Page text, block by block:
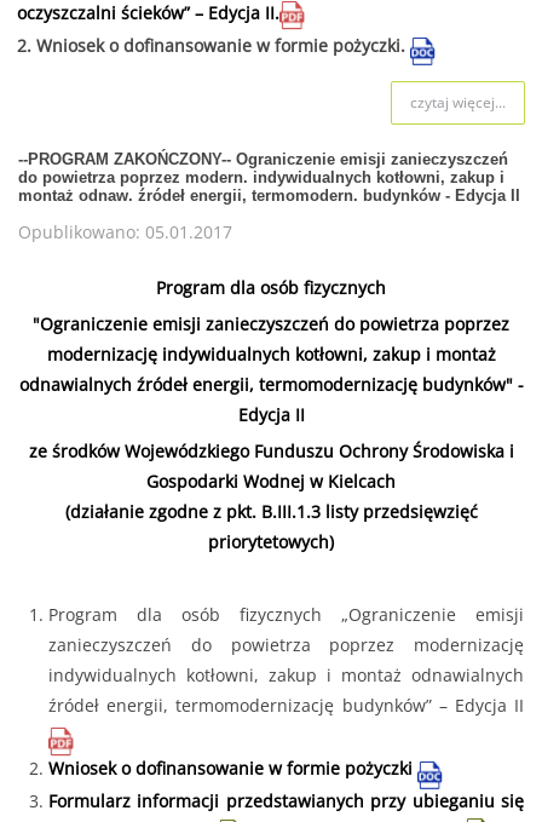
oczyszczalni ścieków” – Edycja II.
2.Wniosek o dofinansowanie w formie pożyczki.
czytaj więcej...
--PROGRAM ZAKOŃCZONY-- Ograniczenie emisji zanieczyszczeń
do powietrza poprzez modern. indywidualnych kotłowni, zakup i
montaż odnaw. źródeł energii, termomodern. budynków - Edycja II
Opublikowano: 05.01.2017
Program dla osób fizycznych
"Ograniczenie emisji zanieczyszczeń do powietrza poprzez
modernizację indywidualnych kotłowni, zakup i montaż
odnawialnych źródeł energii, termomodernizację budynków" -
Edycja II
ze środków Wojewódzkiego Funduszu Ochrony Środowiska i
Gospodarki Wodnej w Kielcach
(działanie zgodne z pkt. B.III.1.3 listy przedsięwzięć
priorytetowych)
Program dla osób fizycznych „Ograniczenie emisji
zanieczyszczeń do powietrza poprzez modernizację
indywidualnych kotłowni, zakup i montaż odnawialnych
źródeł energii, termomodernizację budynków” – Edycja II
Wniosek o dofinansowanie w formie pożyczki
Formularz informacji przedstawianych przy ubieganiu się